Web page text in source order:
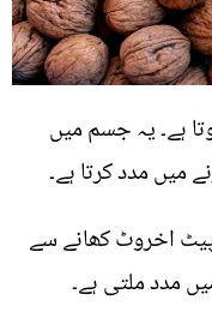
ہے۔ یہ جسم میں
میں مدد کرتا ہے۔
اخروٹ کھانے سے
مدد ملتی ہے۔